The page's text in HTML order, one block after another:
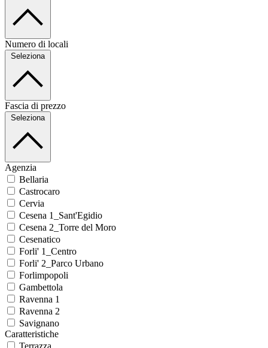
Numero di locali
Seleziona
Fascia di prezzo
Seleziona
Agenzia
Bellaria
Castrocaro
Cervia
Cesena 1_Sant'Egidio
Cesena 2_Torre del Moro
Cesenatico
Forli' 1_Centro
Forli' 2_Parco Urbano
Forlimpopoli
Gambettola
Ravenna 1
Ravenna 2
Savignano
Caratteristiche